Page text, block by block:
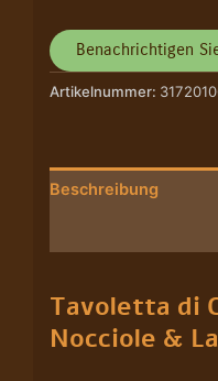
Artikelnummer:
Beschreibung
Tavoletta di
Nocciole &